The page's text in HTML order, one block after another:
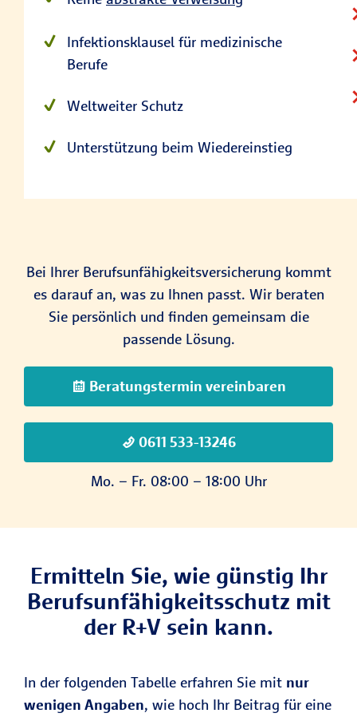
Infektionsklausel für medizinische
Berufe
Weltweiter Schutz
Unterstützung beim Wiedereinstieg
Bei Ihrer Berufsunfähigkeitsversicherung kommt
es darauf an, was zu Ihnen passt. Wir beraten
Sie persönlich und finden gemeinsam die
passende Lösung.
Beratungstermin vereinbaren
0611 533-13246
Mo. – Fr. 08:00 – 18:00 Uhr
Ermitteln Sie, wie günstig Ihr
Berufsunfähigkeitsschutz mit
der R+V sein kann.
In der folgenden Tabelle erfahren Sie mit nur
wenigen Angaben, wie hoch Ihr Beitrag für eine